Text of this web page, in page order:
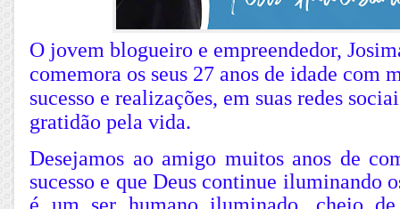
O jovem blogueiro e empreendedor,
comemora os seus 27 anos de idade com
sucesso e realizações, em suas redes
gratidão pela vida.
Desejamos ao amigo muitos anos de
sucesso e que Deus continue iluminando
é um ser humano iluminado, cheio